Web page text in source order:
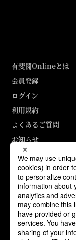
有斐閣Onlineとは
会員登録
ログイン
利用規約
よくあるご質問
お知らせ